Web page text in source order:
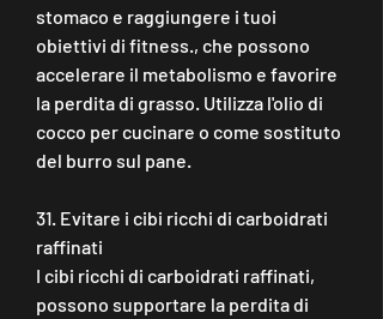
stomaco e raggiungere i tuoi
obiettivi di fitness., che possono
accelerare il metabolismo e favorire
la perdita di grasso. Utilizza l'olio di
cocco per cucinare o come sostituto
del burro sul pane.
31. Evitare i cibi ricchi di carboidrati
raffinati
I cibi ricchi di carboidrati raffinati,
possono supportare la perdita di